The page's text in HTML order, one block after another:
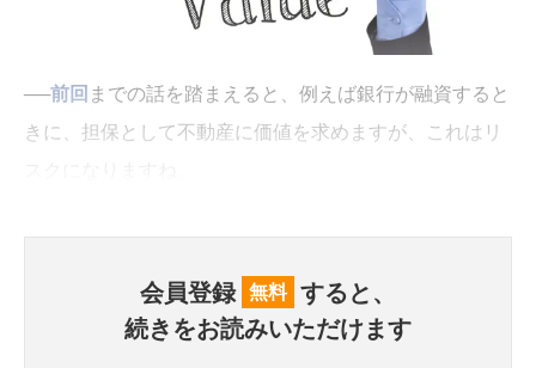
──前回までの話を踏まえると、例えば銀行が融資すると
きに、担保として不動産に価値を求めますが、これはリ
会員登録 無料 すると、
続きをお読みいただけます